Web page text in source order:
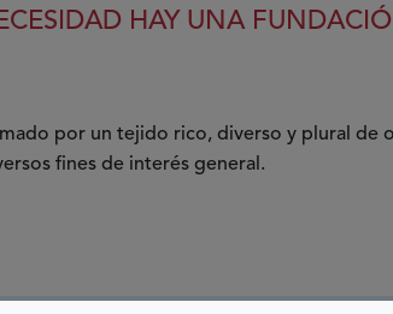
HAY UNA
por un tejido rico, diverso y plural de
fines de interés general.